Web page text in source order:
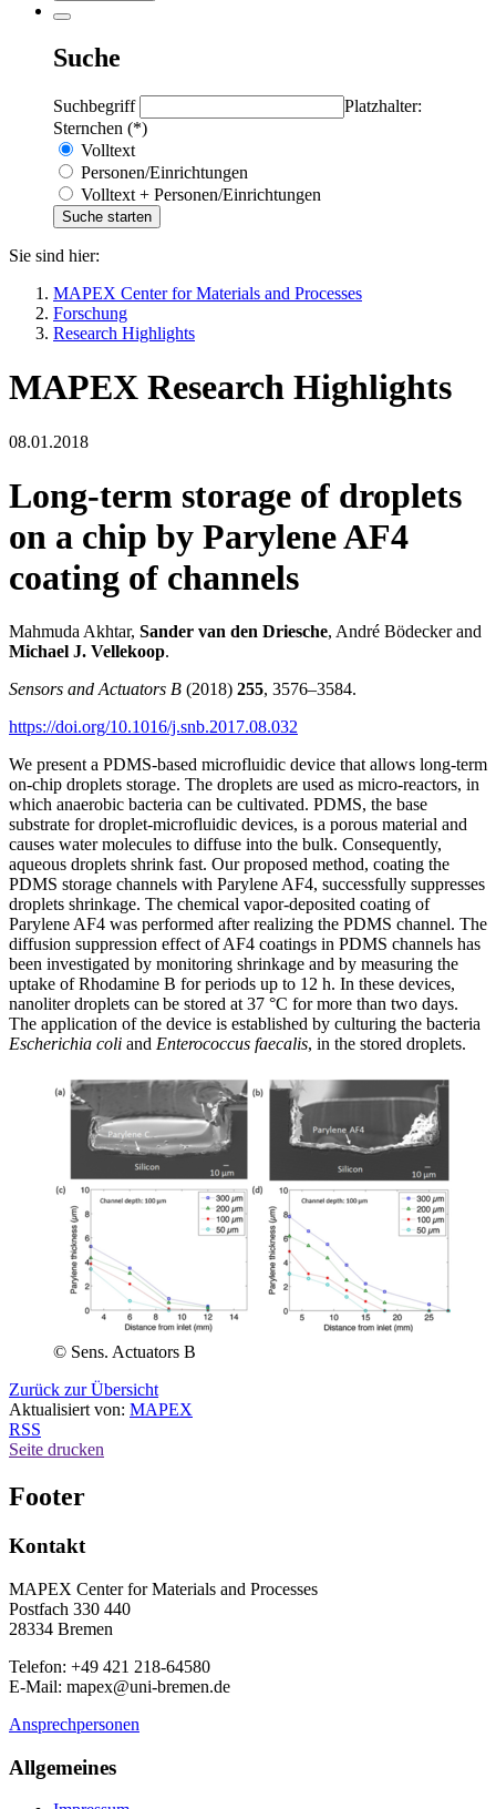
Suche
Suchbegriff
Platzhalter:
Sternchen (*)
Volltext
Personen/Einrichtungen
Volltext + Personen/Einrichtungen
Sie sind hier:
MAPEX Center for Materials and Processes
Forschung
Research Highlights
MAPEX Research Highlights
08.01.2018
Long-term storage of droplets
on a chip by Parylene AF4
coating of channels
Mahmuda Akhtar, Sander van den Driesche, André Bödecker and
Michael J. Vellekoop.
Sensors and Actuators B (2018) 255, 3576–3584.
https://doi.org/10.1016/j.snb.2017.08.032
We present a PDMS-based microfluidic device that allows long-term
on-chip droplets storage. The droplets are used as micro-reactors, in
which anaerobic bacteria can be cultivated. PDMS, the base
substrate for droplet-microfluidic devices, is a porous material and
causes water molecules to diffuse into the bulk. Consequently,
aqueous droplets shrink fast. Our proposed method, coating the
PDMS storage channels with Parylene AF4, successfully suppresses
droplets shrinkage. The chemical vapor-deposited coating of
Parylene AF4 was performed after realizing the PDMS channel. The
diffusion suppression effect of AF4 coatings in PDMS channels has
been investigated by monitoring shrinkage and by measuring the
uptake of Rhodamine B for periods up to 12 h. In these devices,
nanoliter droplets can be stored at 37 °C for more than two days.
The application of the device is established by culturing the bacteria
Escherichia coli and Enterococcus faecalis, in the stored droplets.
© Sens. Actuators B
Zurück zur Übersicht
Aktualisiert von: MAPEX
RSS
Seite drucken
Footer
Kontakt
MAPEX Center for Materials and Processes
Postfach 330 440
28334 Bremen
Telefon: +49 421 218-64580
E-Mail: mapex@uni-bremen.de
Ansprechpersonen
Allgemeines